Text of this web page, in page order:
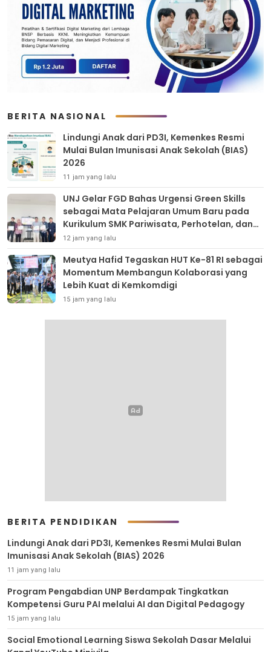
BERITA NASIONAL
Lindungi Anak dari PD3I, Kemenkes Resmi
Mulai Bulan Imunisasi Anak Sekolah (BIAS)
2026
11 jam yang lalu
UNJ Gelar FGD Bahas Urgensi Green Skills
sebagai Mata Pelajaran Umum Baru pada
Kurikulum SMK Pariwisata, Perhotelan, dan
UPW
12 jam yang lalu
Meutya Hafid Tegaskan HUT Ke-81 RI sebagai
Momentum Membangun Kolaborasi yang
Lebih Kuat di Kemkomdigi
15 jam yang lalu
BERITA PENDIDIKAN
Lindungi Anak dari PD3I, Kemenkes Resmi Mulai Bulan
Imunisasi Anak Sekolah (BIAS) 2026
11 jam yang lalu
Program Pengabdian UNP Berdampak Tingkatkan
Kompetensi Guru PAI melalui AI dan Digital Pedagogy
15 jam yang lalu
Social Emotional Learning Siswa Sekolah Dasar Melalui